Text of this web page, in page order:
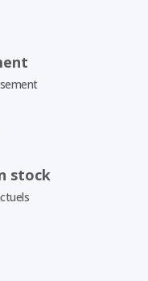
stock